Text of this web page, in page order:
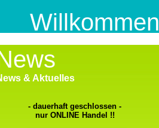
Willkommen
& Aktuelles
- dauerhaft geschlossen -
nur ONLINE Handel !!